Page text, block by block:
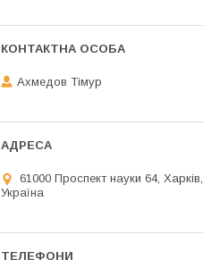
Ахмедов Тімур
61000 Проспект науки 64, Харків,
Україна